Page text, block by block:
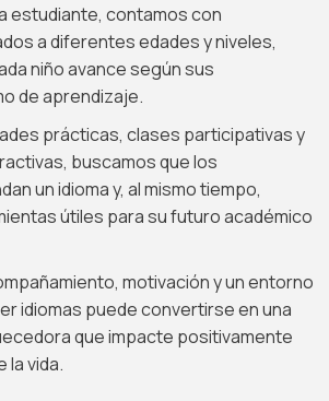
estudiante, contamos con
a diferentes edades y niveles,
niño avance según sus
de aprendizaje.
prácticas, clases participativas y
buscamos que los
un idioma y, al mismo tiempo,
útiles para su futuro académico
motivación y un entorno
idiomas puede convertirse en una
que impacte positivamente
la vida.